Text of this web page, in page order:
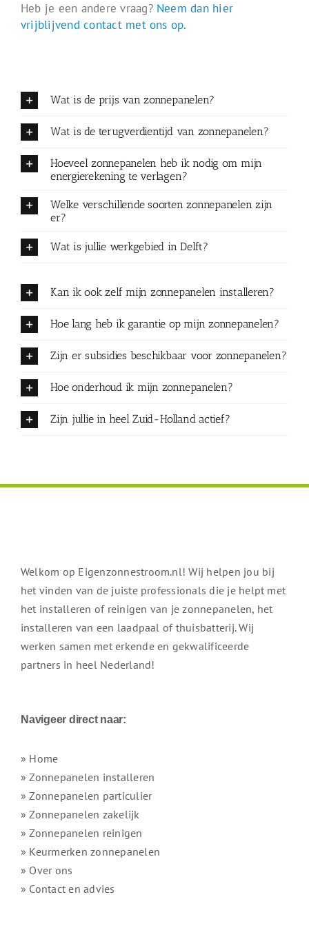
Heb je een andere vraag? Neem dan hier
vrijblijvend contact met ons op.
Wat is de prijs van zonnepanelen?
Wat is de terugverdientijd van zonnepanelen?
Hoeveel zonnepanelen heb ik nodig om mijn
energierekening te verlagen?
Welke verschillende soorten zonnepanelen zijn
er?
Wat is jullie werkgebied in Delft?
Kan ik ook zelf mijn zonnepanelen installeren?
Hoe lang heb ik garantie op mijn zonnepanelen?
Zijn er subsidies beschikbaar voor zonnepanelen?
Hoe onderhoud ik mijn zonnepanelen?
Zijn jullie in heel Zuid-Holland actief?
Welkom op Eigenzonnestroom.nl! Wij helpen jou bij
het vinden van de juiste professionals die je helpt met
het installeren of reinigen van je zonnepanelen, het
installeren van een laadpaal of thuisbatterij. Wij
werken samen met erkende en gekwalificeerde
partners in heel Nederland!
Navigeer direct naar:
» Home
» Zonnepanelen installeren
» Zonnepanelen particulier
» Zonnepanelen zakelijk
» Zonnepanelen reinigen
» Keurmerken zonnepanelen
» Over ons
» Contact en advies